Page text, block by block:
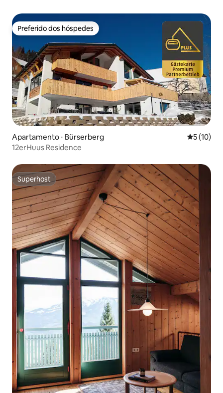
Preferido dos hóspedes
Preferido dos hóspedes
Apartamento ⋅ Bürserberg 5 de uma
5 (10)
12erHuus Residence
Superhost
Superhost